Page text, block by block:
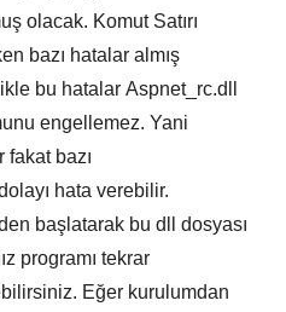
olacak. Komut Satırı
bazı hatalar almış
bu hatalar Aspnet_rc.dll
engellemez. Yani
fakat bazı
hata verebilir.
başlatarak bu dll dosyası
programı tekrar
Eğer kurulumdan